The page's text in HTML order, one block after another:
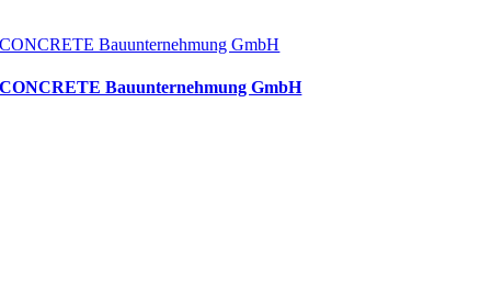
CONCRETE Bauunternehmung GmbH
CONCRETE Bauunternehmung GmbH